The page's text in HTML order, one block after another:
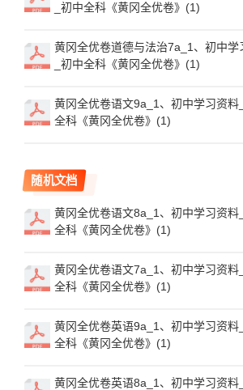
_初中全科《黄冈全优卷》(1)
黄冈全优卷道德与法治7a_1、初中
_初中全科《黄冈全优卷》(1)
黄冈全优卷语文9a_1、初中学习资料
全科《黄冈全优卷》(1)
随机文档
黄冈全优卷语文8a_1、初中学习资料
全科《黄冈全优卷》(1)
黄冈全优卷语文7a_1、初中学习资料
全科《黄冈全优卷》(1)
黄冈全优卷英语9a_1、初中学习资料
全科《黄冈全优卷》(1)
黄冈全优卷英语8a_1、初中学习资料